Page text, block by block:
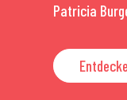
Patricia